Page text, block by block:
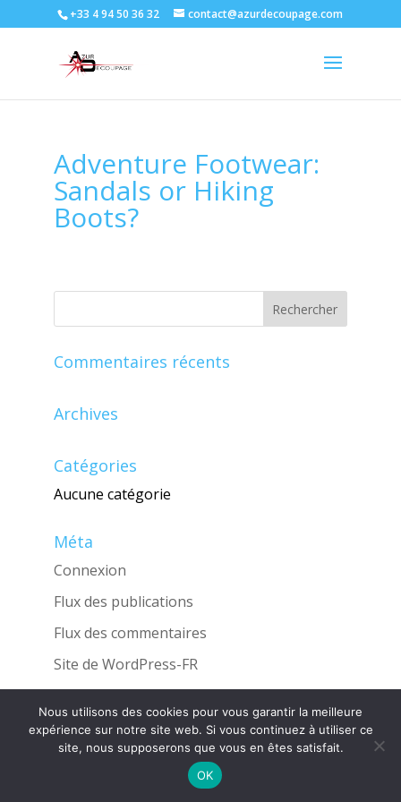
+33 4 94 50 36 32 contact@azurdecoupage.com
Adventure Footwear:
Sandals or Hiking
Boots?
Commentaires récents
Archives
Catégories
Aucune catégorie
Méta
Connexion
Flux des publications
Flux des commentaires
Site de WordPress-FR
Une réalisation de l'AgenceINGLOBO
Nous utilisons des cookies pour vous garantir la meilleure
expérience sur notre site web. Si vous continuez à utiliser ce
site, nous supposerons que vous en êtes satisfait.
OK